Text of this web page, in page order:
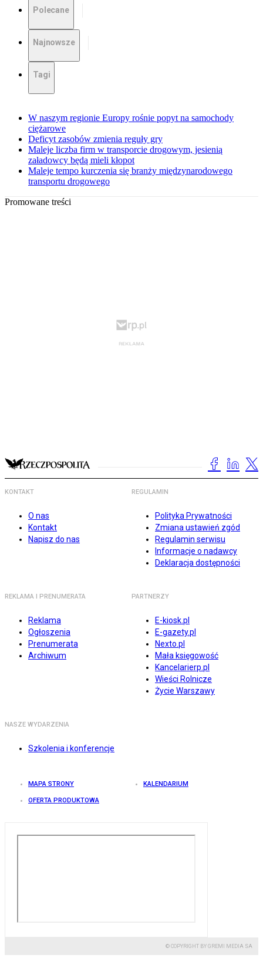
Polecane
Najnowsze
Tagi
W naszym regionie Europy rośnie popyt na samochody
ciężarowe
Deficyt zasobów zmienia reguły gry
Maleje liczba firm w transporcie drogowym, jesienią
załadowcy będą mieli kłopot
Maleje tempo kurczenia się branży międzynarodowego
transportu drogowego
Promowane treści
KONTAKT
O nas
Kontakt
Napisz do nas
REGULAMIN
Polityka Prywatności
Zmiana ustawień zgód
Regulamin serwisu
Informacje o nadawcy
Deklaracja dostępności
REKLAMA I PRENUMERATA
Reklama
Ogłoszenia
Prenumerata
Archiwum
PARTNERZY
E-kiosk.pl
E-gazety.pl
Nexto.pl
Mała księgowość
Kancelarierp.pl
Wieści Rolnicze
Życie Warszawy
NASZE WYDARZENIA
Szkolenia i konferencje
MAPA STRONY KALENDARIUM
OFERTA PRODUKTOWA
© COPYRIGHT BY GREMI MEDIA SA